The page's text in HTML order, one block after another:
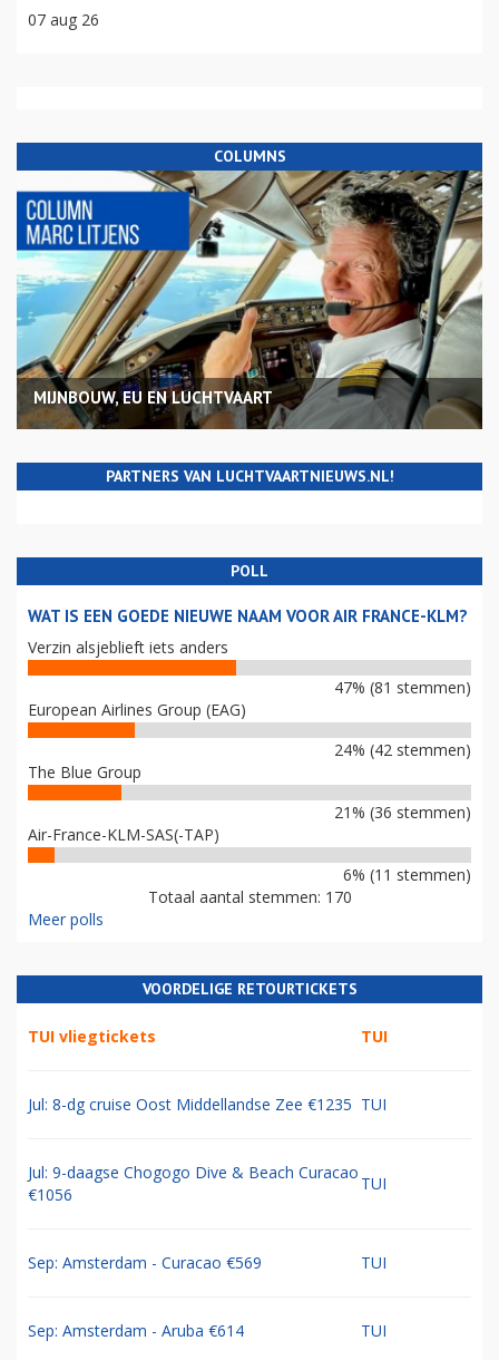
07 aug 26
COLUMNS
MIJNBOUW, EU EN LUCHTVAART
PARTNERS VAN LUCHTVAARTNIEUWS.NL!
POLL
WAT IS EEN GOEDE NIEUWE NAAM VOOR AIR FRANCE-KLM?
Verzin alsjeblieft iets anders
47% (81 stemmen)
European Airlines Group (EAG)
24% (42 stemmen)
The Blue Group
21% (36 stemmen)
Air-France-KLM-SAS(-TAP)
6% (11 stemmen)
Totaal aantal stemmen: 170
Meer polls
VOORDELIGE RETOURTICKETS
TUI vliegtickets TUI
Jul: 8-dg cruise Oost Middellandse Zee €1235 TUI
Jul: 9-daagse Chogogo Dive & Beach Curacao
€1056
TUI
Sep: Amsterdam - Curacao €569 TUI
Sep: Amsterdam - Aruba €614 TUI